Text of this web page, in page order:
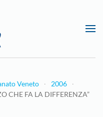
Veneto
2006
CHE FA LA DIFFERENZA”